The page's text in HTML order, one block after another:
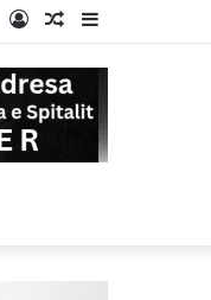
Sidebar
Random
Log